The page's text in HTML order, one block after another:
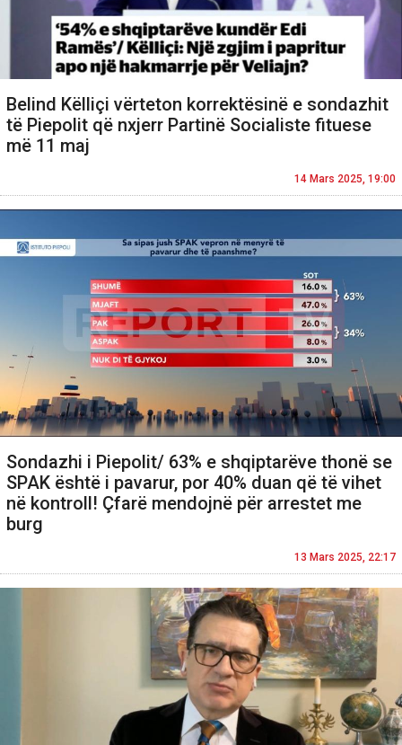
Belind Këlliçi vërteton korrektësinë e sondazhit
të Piepolit që nxjerr Partinë Socialiste fituese
më 11 maj
14 Mars 2025, 19:00
Sondazhi i Piepolit/ 63% e shqiptarëve thonë se
SPAK është i pavarur, por 40% duan që të vihet
në kontroll! Çfarë mendojnë për arrestet me
burg
13 Mars 2025, 22:17